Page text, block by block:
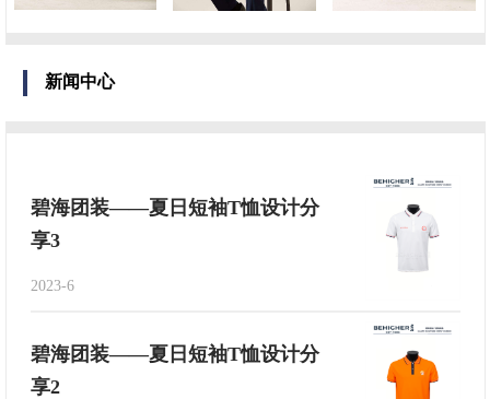
新闻中心
碧海团装——夏日短袖T恤设计分
享3
2023-6
碧海团装——夏日短袖T恤设计分
享2